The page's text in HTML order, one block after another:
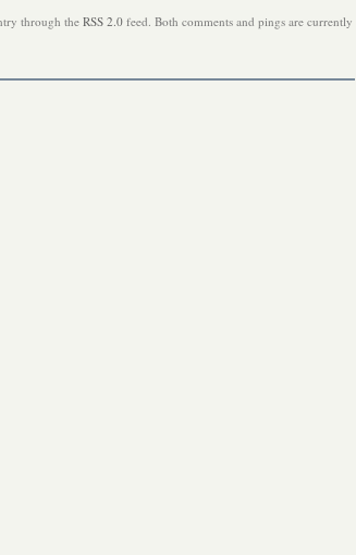
through the RSS 2.0feed. Both comments and pings are currently